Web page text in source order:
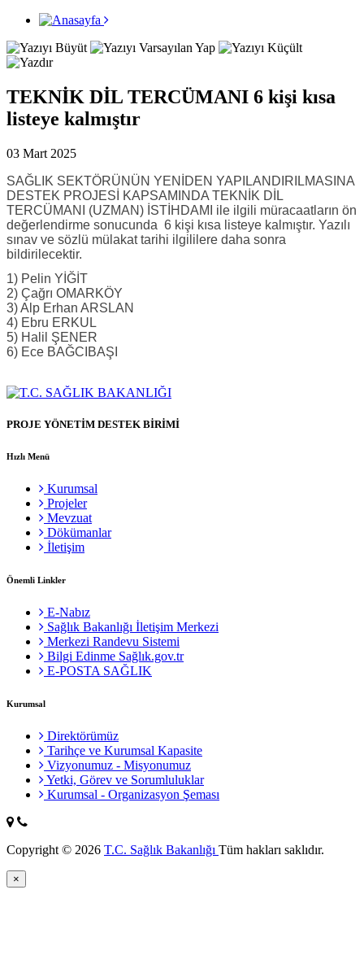
TEKNİK DİL TERCÜMANI 6 kişi kısa
listeye kalmıştır
03 Mart 2025
SAĞLIK SEKTÖRÜNÜN YENİDEN YAPILANDIRILMASINA
DESTEK PROJESİ KAPSAMINDA TEKNİK DİL
TERCÜMANI (UZMAN) İSTİHDAMI ile ilgili müracaatların ön
değerlendirme sonucunda 6 kişi kısa listeye kalmıştır. Yazılı
sınav ve sözlü mülakat tarihi ilgililere daha sonra
bildirilecektir.
1) Pelin YİĞİT
2) Çağrı OMARKÖY
3) Alp Erhan ARSLAN
4) Ebru ERKUL
5) Halil ŞENER
6) Ece BAĞCIBAŞI
PROJE YÖNETİM DESTEK BİRİMİ
Hızlı Menü
Kurumsal
Projeler
Mevzuat
Dökümanlar
İletişim
Önemli Linkler
E-Nabız
Sağlık Bakanlığı İletişim Merkezi
Merkezi Randevu Sistemi
Bilgi Edinme Sağlık.gov.tr
E-POSTA SAĞLIK
Kurumsal
Direktörümüz
Tarihçe ve Kurumsal Kapasite
Vizyonumuz - Misyonumuz
Yetki, Görev ve Sorumluluklar
Kurumsal - Organizasyon Şeması
Copyright © 2026 T.C. Sağlık Bakanlığı Tüm hakları saklıdır.
×